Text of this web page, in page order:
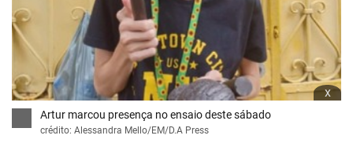
x
Artur marcou presença no ensaio deste sábado
crédito: Alessandra Mello/EM/D.A Press